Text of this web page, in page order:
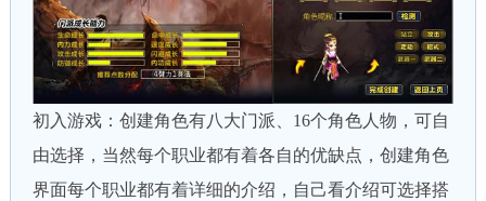
初入游戏：创建角色有八大门派、16个角色人物，可自
由选择，当然每个职业都有着各自的优缺点，创建角色
界面每个职业都有着详细的介绍，自己看介绍可选择搭